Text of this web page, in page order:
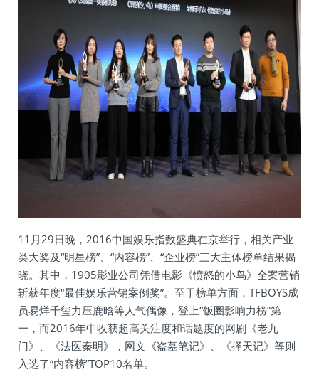
11月29日晚，2016中国娱乐指数盛典在京举行，相关产业
类大奖及“明星榜”、“内容榜”、“企业榜”三大主体榜单结果揭
晓。其中，1905影业公司凭借电影《愤怒的小鸟》全案营销
斩获年度“最佳娱乐营销案例奖”。至于榜单方面，TFBOYS成
员易烊千玺力压鹿晗等人气偶像，登上“饭圈影响力榜”第
一，而2016年中收获超高关注度和话题度的网剧《老九
门》、《法医秦明》，网文《盗墓笔记》、《择天记》等则
入选了“内容榜”TOP10名单。